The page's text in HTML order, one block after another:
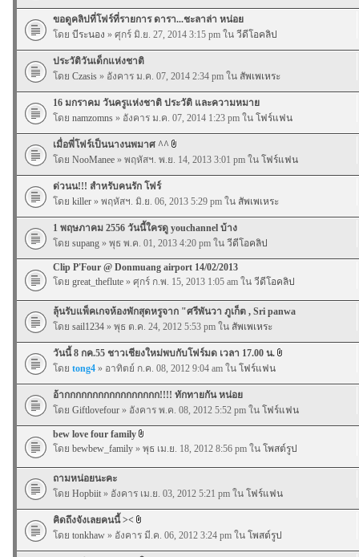
ขอดูคลิปที่โฟร์ที่รายการ ดารา...ชะลาล่า หน่อย
โดย บีระนอง » ศุกร์ มิ.ย. 27, 2014 3:15 pm ใน วีดีโอคลิป
ประวัติวันเด็กแห่งชาติ
โดย Czasis » อังคาร ม.ค. 07, 2014 2:34 pm ใน สัพเพเหระ
16 มกราคม วันครูแห่งชาติ ประวัติ และความหมาย
โดย namzomns » อังคาร ม.ค. 07, 2014 1:23 pm ใน โฟร์แฟน
เมื่อพี่โฟร์เป็นนางนพมาศ ^^
โดย NooManee » พฤหัสฯ. พ.ย. 14, 2013 3:01 pm ใน โฟร์แฟน
ด่วนน!!! สำหรับคนรัก โฟร์
โดย killer » พฤหัสฯ. มิ.ย. 06, 2013 5:29 pm ใน สัพเพเหระ
1 พฤษภาคม 2556 วันนี้ใครดู youchannel บ้าง
โดย supang » พุธ พ.ค. 01, 2013 4:20 pm ใน วีดีโอคลิป
Clip P'Four @ Donmuang airport 14/02/2013
โดย great_theflute » ศุกร์ ก.พ. 15, 2013 1:05 am ใน วีดีโอคลิป
ลุ้นรับแพ็คเกจห้องพักสุดหรูจาก "ศรีพันวา ภูเก็ต , Sri panwa
โดย sail1234 » พุธ ต.ค. 24, 2012 5:53 pm ใน สัพเพเหระ
วันนี้ 8 กค.55 ชาวเชียงใหม่พบกับโฟร์มด เวลา 17.00 น.
โดย tong4 » อาทิตย์ ก.ค. 08, 2012 9:04 am ใน โฟร์แฟน
อ้ากกกกกกกกกกกกกกกกก!!!! ทักทายกัน หน่อย
โดย Giftlovefour » อังคาร พ.ค. 08, 2012 5:52 pm ใน โฟร์แฟน
bew love four family
โดย bewbew_family » พุธ เม.ย. 18, 2012 8:56 pm ใน โพสต์รูป
ถามหน่อยนะคะ
โดย Hopbiit » อังคาร เม.ย. 03, 2012 5:21 pm ใน โฟร์แฟน
คิดถึงจังเลยคนนี้ ><
โดย tonkhaw » อังคาร มี.ค. 06, 2012 3:24 pm ใน โพสต์รูป